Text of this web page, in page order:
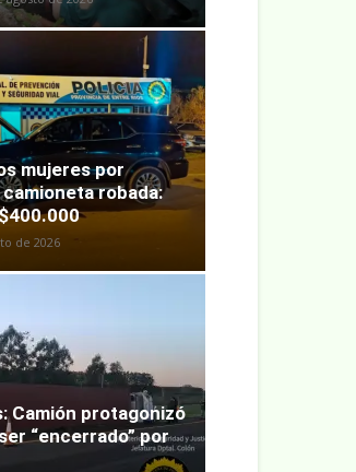
mujeres por
robada:
de 2026
Camión protagonizó
“encerrado” por